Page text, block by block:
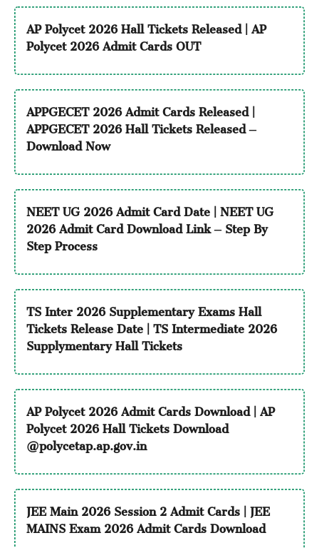
AP Polycet 2026 Hall Tickets Released | AP
Polycet 2026 Admit Cards OUT
APPGECET 2026 Admit Cards Released |
APPGECET 2026 Hall Tickets Released –
Download Now
NEET UG 2026 Admit Card Date | NEET UG
2026 Admit Card Download Link – Step By
Step Process
TS Inter 2026 Supplementary Exams Hall
Tickets Release Date | TS Intermediate 2026
Supplymentary Hall Tickets
AP Polycet 2026 Admit Cards Download | AP
Polycet 2026 Hall Tickets Download
@polycetap.ap.gov.in
JEE Main 2026 Session 2 Admit Cards | JEE
MAINS Exam 2026 Admit Cards Download